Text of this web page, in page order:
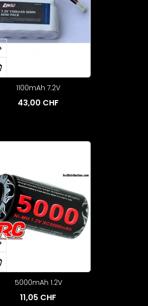
1100mAh 7.2V
43,00 CHF
5000mAh 1.2V
11,05 CHF